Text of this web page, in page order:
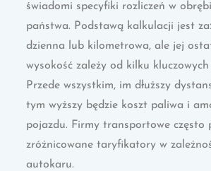
świadomi specyfiki rozliczeń w
państwa. Podstawą kalkulacji jest
dzienna lub kilometrowa, ale jej
wysokość zależy od kilku kluczowych
Przede wszystkim, im dłuższy
tym wyższy będzie koszt paliwa i
pojazdu. Firmy transportowe często
zróżnicowane taryfikatory w
autokaru.